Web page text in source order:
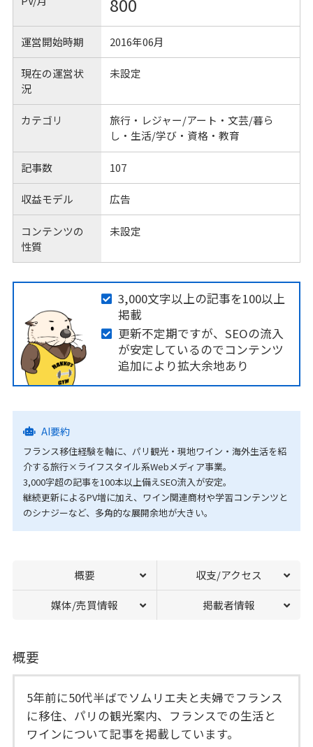
800
運営開始時期 2016年06月
現在の運営状
況
未設定
カテゴリ
旅行・レジャー/アート・文芸/暮ら
し・生活/学び・資格・教育
記事数 107
収益モデル 広告
コンテンツの
性質
未設定
3,000文字以上の記事を100以上
掲載
更新不定期ですが、SEOの流入
が安定しているのでコンテンツ
追加により拡大余地あり
AI要約
フランス移住経験を軸に、パリ観光・現地ワイン・海外生活を紹
介する旅行×ライフスタイル系Webメディア事業。
3,000字超の記事を100本以上備えSEO流入が安定。
継続更新によるPV増に加え、ワイン関連商材や学習コンテンツと
のシナジーなど、多角的な展開余地が大きい。
概要 収支/アクセス
媒体/売買情報 掲載者情報
概要
5年前に50代半ばでソムリエ夫と夫婦でフランス
に移住、パリの観光案内、フランスでの生活と
ワインについて記事を掲載しています。